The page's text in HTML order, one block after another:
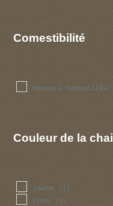
Comestibilité
mauvais comestible
Couleur de la
jaune (1)
rose (1)